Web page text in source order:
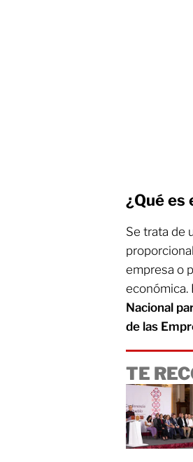
¿Qué es
Se trata de
empresa o
económica.
Nacional
de las
TE